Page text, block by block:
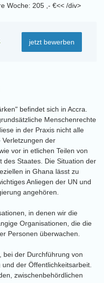
Woche: 205 ,- €<< /div>
jetzt bewerben
befindet sich in Accra.
Menschenrechte
in der Praxis nicht alle
der
vor in etlichen Teilen von
des Staates. Die Situation der
in Ghana lässt zu
Anliegen der UN und
angehören.
in denen wir die
Organisationen, die die
Personen überwachen.
bei der Durchführung von
der Öffentlichkeitsarbeit.
zwischenbehördlichen